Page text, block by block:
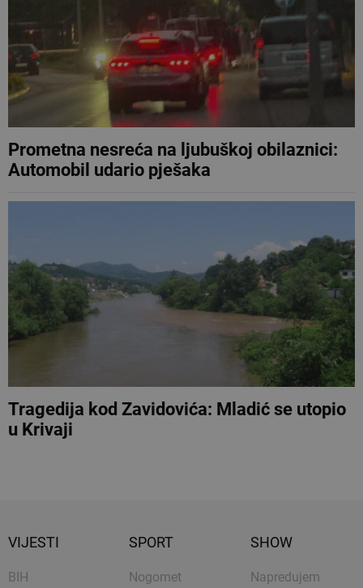
Prometna nesreća na ljubuškoj obilaznici:
Automobil udario pješaka
Tragedija kod Zavidovića: Mladić se utopio
u Krivaji
VIJESTI
BIH
SPORT
Nogomet
SHOW
Napredujem